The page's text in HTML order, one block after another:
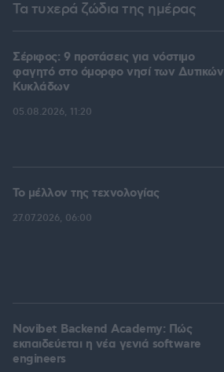
Τα τυχερά ζώδια της ημέρας
Σέριφος: 9 προτάσεις για νόστιμο
φαγητό στο όμορφο νησί των Δυτικών
Κυκλάδων
05.08.2026, 11:20
Το μέλλον της τεχνολογίας
27.07.2026, 06:00
Novibet Backend Academy: Πώς
εκπαιδεύεται η νέα γενιά software
engineers